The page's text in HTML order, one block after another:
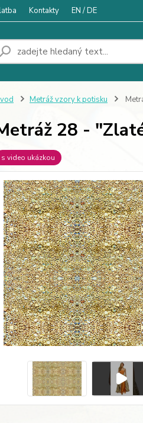
Kontakty EN / DE
Metráž vzory k potisku
28 -
s video ukázkou